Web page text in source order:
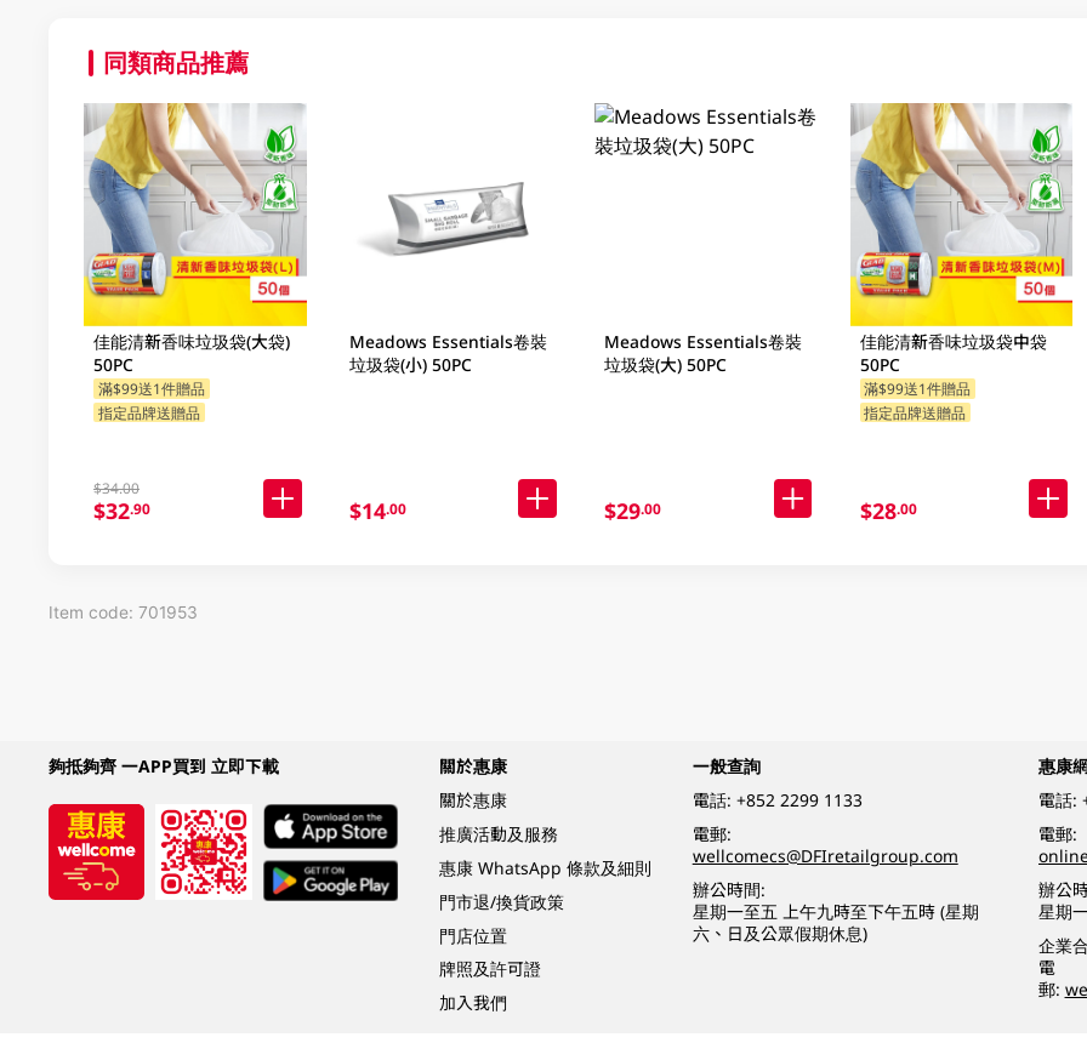
同類商品推薦
佳能清新香味垃圾袋(大袋)
50PC
滿$99送1件贈品
指定品牌送贈品
$34.00
$32.90
Meadows Essentials卷裝
垃圾袋(小) 50PC
$14.00
Meadows Essentials卷裝
垃圾袋(大) 50PC
$29.00
佳能清新香味垃圾袋中袋
50PC
滿$99送1件贈品
指定品牌送贈品
$28.00
Item code: 701953
夠抵夠齊 一APP買到 立即下載
關於惠康
關於惠康
推廣活動及服務
惠康 WhatsApp 條款及細則
門市退/換貨政策
門店位置
牌照及許可證
加入我們
一般查詢
電話: +852 2299 1133
電郵:
wellcomecs@DFIretailgroup.com
辦公時間:
星期一至五 上午九時至下午五時 (星期
六、日及公眾假期休息)
惠康
電話:
電郵:
辦公
星期
企業
電
郵: